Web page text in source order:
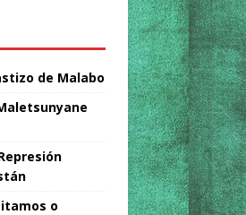
de Malabo
o